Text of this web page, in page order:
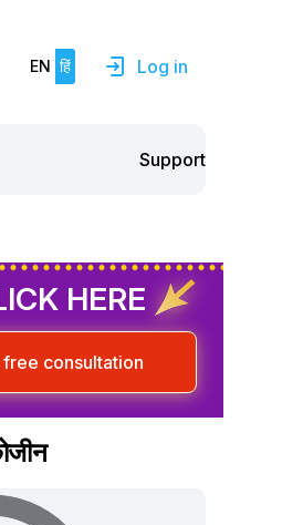
EN हिं Log in
Support
HERE
free consultation